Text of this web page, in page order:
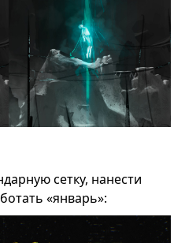
сетку, нанести
«январь»: